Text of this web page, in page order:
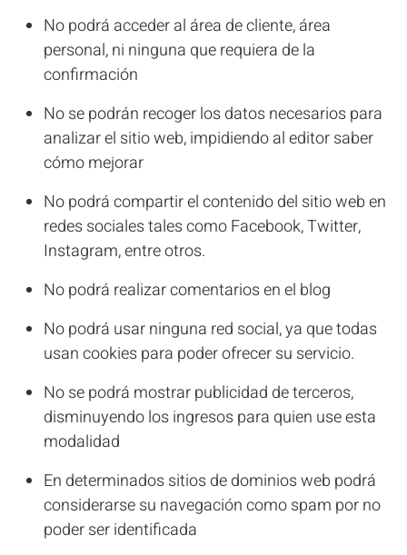
No podrá acceder al área de cliente, área
personal, ni ninguna que requiera de la
confirmación
No se podrán recoger los datos necesarios para
analizar el sitio web, impidiendo al editor saber
cómo mejorar
No podrá compartir el contenido del sitio web en
redes sociales tales como Facebook, Twitter,
Instagram, entre otros.
No podrá realizar comentarios en el blog
No podrá usar ninguna red social, ya que todas
usan cookies para poder ofrecer su servicio.
No se podrá mostrar publicidad de terceros,
disminuyendo los ingresos para quien use esta
modalidad
En determinados sitios de dominios web podrá
considerarse su navegación como spam por no
poder ser identificada